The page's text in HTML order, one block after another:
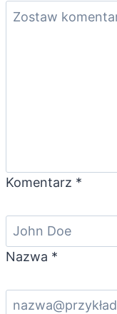
Komentarz *
Nazwa *